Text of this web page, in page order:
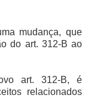
mudança, que
do art. 312-B ao
art. 312-B, é
relacionados